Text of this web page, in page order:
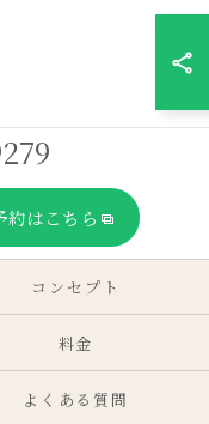
約はこちら
コンセプト
料金
よくある質問